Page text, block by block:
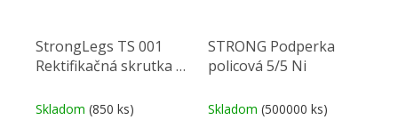
StrongLegs TS 001
Rektifikačná skrutka s
Skladom (850 ks)
STRONG Podperka
policová 5/5 Ni
Skladom (500000 ks)